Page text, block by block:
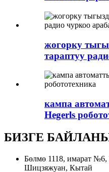
жогорку
тараптуу
кампа
Hegerls
БИЗГЕ
Бөлмө 1118, имарат №6,
Шицзяжуан, Кытай